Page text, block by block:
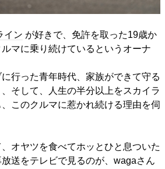
イン が好きで、免許を取った19歳か
マに乗り続けているというオーナ
行った青年時代、家族ができて守る
そして、人生の半分以上をスカイラ
このクルマに惹かれ続ける理由を伺
オヤツを食べてホッとひと息ついた
送をテレビで見るのが、wagaさん